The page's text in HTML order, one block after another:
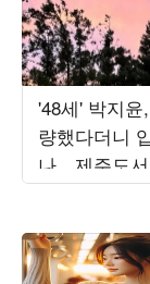
'48세' 박지
량했다더니
나…제주도서
대로 했다